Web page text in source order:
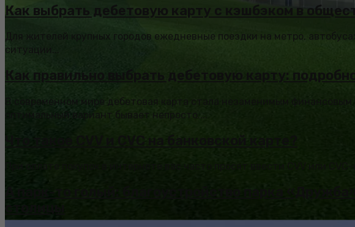
Как выбрать дебетовую карту с кэшбэком в
Для жителей крупных городов ежедневные поездки на метро,
ситуации...
Как правильно выбрать дебетовую карту:
В современном мире дебетовая карта стала незаменимым
оптимальный вариант бывает непросто....
Что такое CVV и CVC на банковской карте?